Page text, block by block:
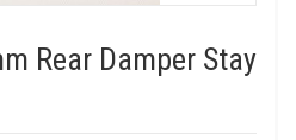
Rear Damper Stay